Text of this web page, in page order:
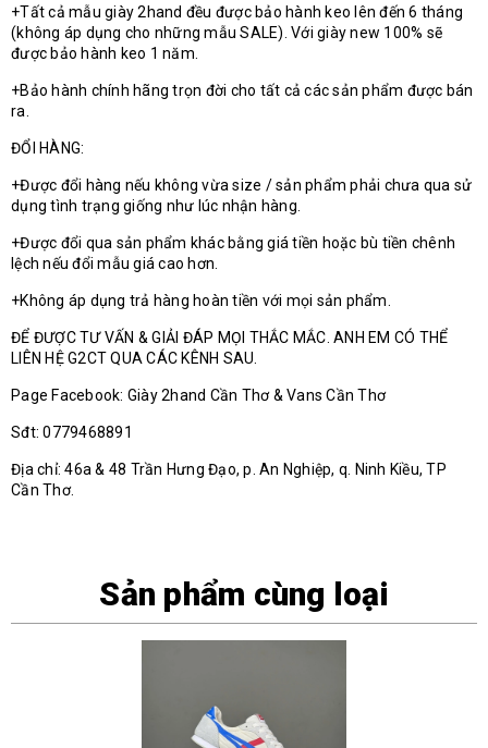
+Tất cả mẫu giày 2hand đều được bảo hành keo lên đến 6 tháng
(không áp dụng cho những mẫu SALE). Với giày new 100% sẽ
được bảo hành keo 1 năm.
+Bảo hành chính hãng trọn đời cho tất cả các sản phẩm được bán
ra.
ĐỔI HÀNG:
+Được đổi hàng nếu không vừa size / sản phẩm phải chưa qua sử
dụng tình trạng giống như lúc nhận hàng.
+Được đổi qua sản phẩm khác bằng giá tiền hoặc bù tiền chênh
lệch nếu đổi mẫu giá cao hơn.
+Không áp dụng trả hàng hoàn tiền với mọi sản phẩm.
ĐỂ ĐƯỢC TƯ VẤN & GIẢI ĐÁP MỌI THẮC MẮC. ANH EM CÓ THỂ
LIÊN HỆ G2CT QUA CÁC KÊNH SAU.
Page Facebook: Giày 2hand Cần Thơ & Vans Cần Thơ
Sđt: 0779468891
Địa chỉ: 46a & 48 Trần Hưng Đạo, p. An Nghiệp, q. Ninh Kiều, TP
Cần Thơ.
Sản phẩm cùng loại